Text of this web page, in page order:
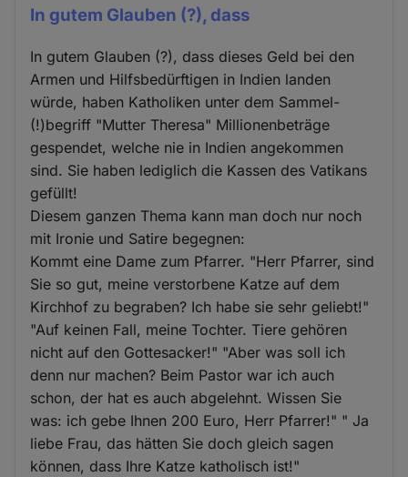
In gutem Glauben (?), dass
In gutem Glauben (?), dass dieses Geld bei den
Armen und Hilfsbedürftigen in Indien landen
würde, haben Katholiken unter dem Sammel-
(!)begriff "Mutter Theresa" Millionenbeträge
gespendet, welche nie in Indien angekommen
sind. Sie haben lediglich die Kassen des Vatikans
gefüllt!
Diesem ganzen Thema kann man doch nur noch
mit Ironie und Satire begegnen:
Kommt eine Dame zum Pfarrer. "Herr Pfarrer, sind
Sie so gut, meine verstorbene Katze auf dem
Kirchhof zu begraben? Ich habe sie sehr geliebt!"
"Auf keinen Fall, meine Tochter. Tiere gehören
nicht auf den Gottesacker!" "Aber was soll ich
denn nur machen? Beim Pastor war ich auch
schon, der hat es auch abgelehnt. Wissen Sie
was: ich gebe Ihnen 200 Euro, Herr Pfarrer!" " Ja
liebe Frau, das hätten Sie doch gleich sagen
können, dass Ihre Katze katholisch ist!"